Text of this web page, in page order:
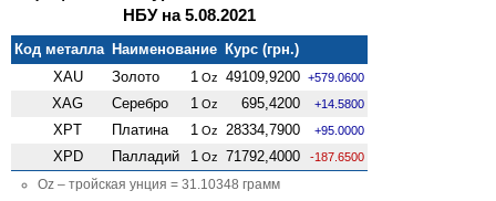
НБУ на 5.08.2021
Код металла Наименование Курс (грн.)
XAU
Золото 1 Oz 49109,9200 +579.0600
XAG Серебро 1 Oz 695,4200 +14.5800
XPT Платина 1 Oz 28334,7900 +95.0000
XPD Палладий 1 Oz 71792,4000 -187.6500
Oz – тройская унция = 31.10348 грамм